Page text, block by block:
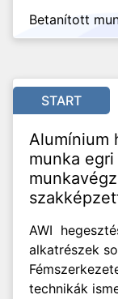
Betanított
START
Alumínium
munka egri
AWI
alkatrészek
technikák